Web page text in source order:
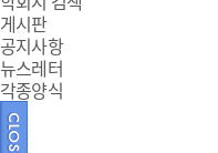
게시판
공지사항
뉴스레터
각종양식